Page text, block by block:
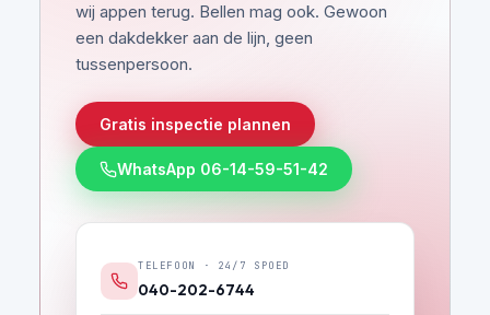
wij appen terug. Bellen mag ook. Gewoon
een dakdekker aan de lijn, geen
tussenpersoon.
Gratis inspectie plannen
WhatsApp 06-14-59-51-42
TELEFOON · 24/7 SPOED
040-202-6744